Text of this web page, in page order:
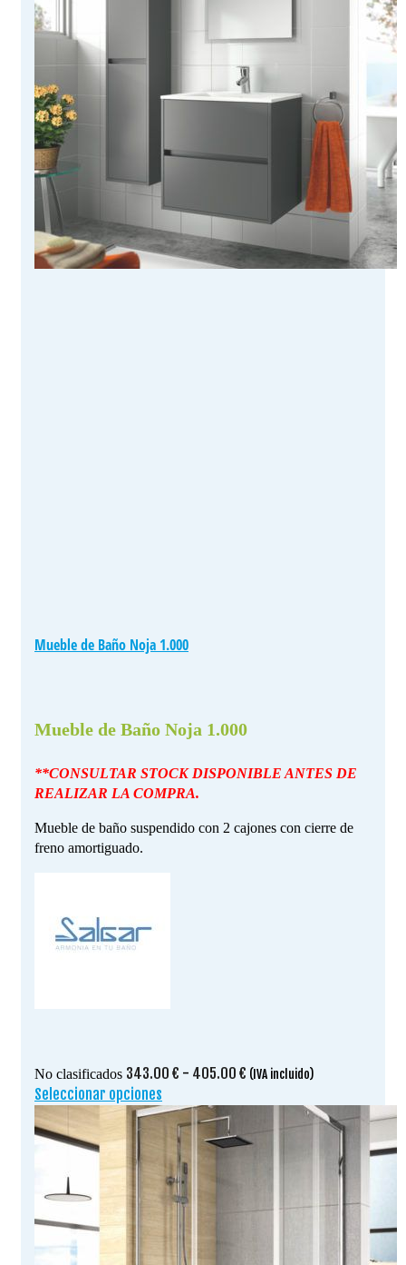
Mueble de Baño Noja 1.000
Mueble de Baño Noja 1.000
**CONSULTAR STOCK DISPONIBLE ANTES DE
REALIZAR LA COMPRA.
Mueble de baño suspendido con 2 cajones con cierre de
freno amortiguado.
No clasificados 343.00 € - 405.00 € Rango
desde
343.00 €
(IVA incluido)
Seleccionar opciones
producto
tiene
múltiples
variantes.
Las
pueden